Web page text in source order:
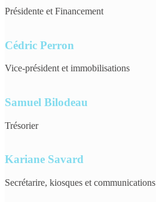
Présidente et Financement
Cédric Perron
Vice-président et immobilisations
Samuel Bilodeau
Trésorier
Kariane Savard
Secrétarire, kiosques et communications